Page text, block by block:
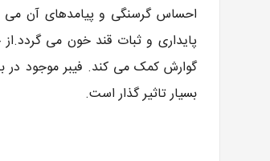
احساس گرسنگی و پیامدهای آن می
پایداری و ثبات قند خون می
گوارش کمک می کند. فیبر موجود در
بسیار تاثیر گذار است.